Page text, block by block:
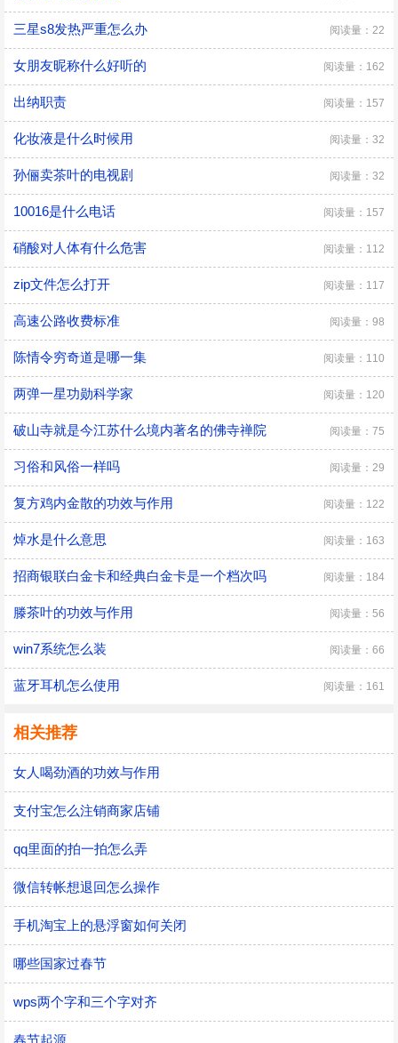
三星s8发热严重怎么办 阅读量：22
女朋友昵称什么好听的 阅读量：162
出纳职责 阅读量：157
化妆液是什么时候用 阅读量：32
孙俪卖茶叶的电视剧 阅读量：32
10016是什么电话 阅读量：157
硝酸对人体有什么危害 阅读量：112
zip文件怎么打开 阅读量：117
高速公路收费标准 阅读量：98
陈情令穷奇道是哪一集 阅读量：110
两弹一星功勋科学家 阅读量：120
破山寺就是今江苏什么境内著名的佛寺禅院 阅读量：75
习俗和风俗一样吗 阅读量：29
复方鸡内金散的功效与作用 阅读量：122
焯水是什么意思 阅读量：163
招商银联白金卡和经典白金卡是一个档次吗 阅读量：184
滕茶叶的功效与作用 阅读量：56
win7系统怎么装 阅读量：66
蓝牙耳机怎么使用 阅读量：161
相关推荐
女人喝劲酒的功效与作用
支付宝怎么注销商家店铺
qq里面的拍一拍怎么弄
微信转帐想退回怎么操作
手机淘宝上的悬浮窗如何关闭
哪些国家过春节
wps两个字和三个字对齐
春节起源